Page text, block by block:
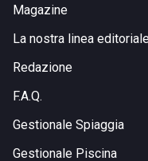
Magazine
La nostra linea
Redazione
F.A.Q.
Gestionale Spiaggia
Gestionale Piscina